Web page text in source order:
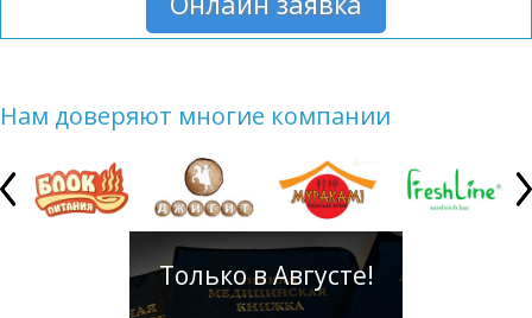
Нам доверяют многие компании
Только в Августе!